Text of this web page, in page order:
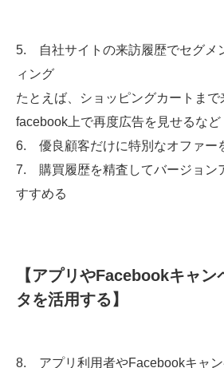
5. 自社サイトの来訪履歴でセグメ
ィング
たとえば、ショッピングカートま
facebook上で再度広告を見せるなど
6. 優良顧客だけに特別なオファー
7. 購買履歴を精査してバージョン
すすめる
【アプリやFacebookキャン
タを活用する】
8. アプリ利用者やFacebookキャ